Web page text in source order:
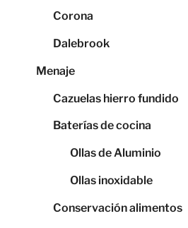
Corona
Dalebrook
Menaje
Cazuelas hierro fundido
Baterías de cocina
Ollas de Aluminio
Ollas inoxidable
Conservación alimentos